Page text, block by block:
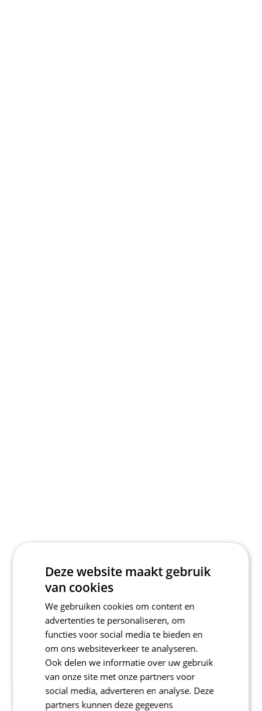
Deze website maakt gebruik
van cookies
We gebruiken cookies om content en
advertenties te personaliseren, om
functies voor social media te bieden en
om ons websiteverkeer te analyseren.
Ook delen we informatie over uw gebruik
van onze site met onze partners voor
social media, adverteren en analyse. Deze
partners kunnen deze gegevens